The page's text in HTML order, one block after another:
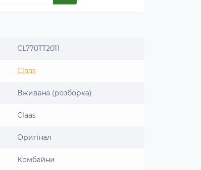
CL770TT2011
Claas
Вживана (розборка)
Claas
Оригінал
Комбайни